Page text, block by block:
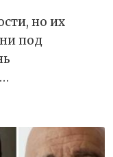
но их
под